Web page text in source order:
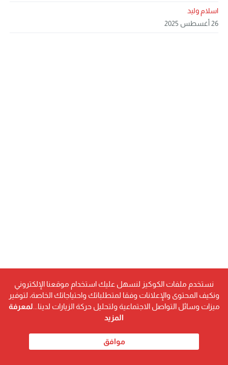
اسلام وليد
26 أغسطس 2025
نستخدم ملفات الكوكيز لنسهل عليك استخدام موقعنا الإلكتروني
ونكيف المحتوى والإعلانات وفقا لمتطلباتك واحتياجاتك الخاصة، لتوفير
ميزات وسائل التواصل الاجتماعية ولتحليل حركة الزيارات لدينا... لمعرفة
المزيد
موافق